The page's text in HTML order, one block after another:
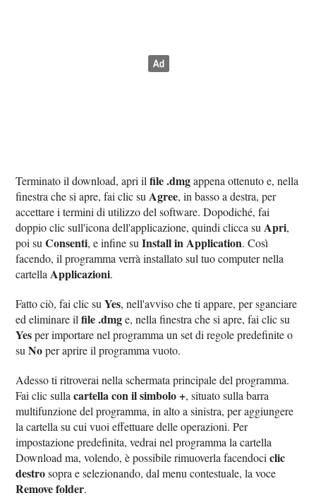
Terminato il download, apri ilfile .dmgappena ottenuto e, nella
finestra che si apre, fai clic suAgree, in basso a destra, per
accettare i termini di utilizzo del software. Dopodiché, fai
doppio clic sull'icona dell'applicazione, quindi clicca suApri,
poi suConsenti, e infine suInstall in Application. Così
facendo, il programma verrà installato sul tuo computer nella
cartellaApplicazioni.
Fatto ciò, fai clic suYes, nell'avviso che ti appare, per sganciare
ed eliminare ilfile .dmge, nella finestra che si apre, fai clic su
Yesper importare nel programma un set di regole predefinite o
suNoper aprire il programma vuoto.
Adesso ti ritroverai nella schermata principale del programma.
Fai clic sullacartella con il simbolo+, situato sulla barra
multifunzione del programma, in alto a sinistra, per aggiungere
la cartella su cui vuoi effettuare delle operazioni. Per
impostazione predefinita, vedrai nel programma la cartella
Download ma, volendo, è possibile rimuoverla facendociclic
destrosopra e selezionando, dal menu contestuale, la voce
Remove folder.